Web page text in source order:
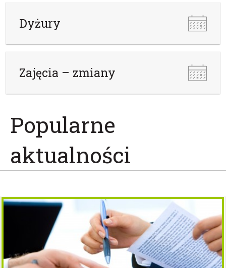
Dyżury
Zajęcia – zmiany
Popularne
aktualności